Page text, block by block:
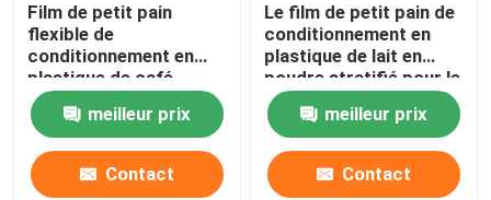
Film de petit pain
flexible de
conditionnement en
plastique de café
60mic à 80mic
imprimant pour le petit
pain de film stratifié
fait sur commande de
nourriture
meilleur prix
Contact
Le film de petit pain de
conditionnement en
plastique de lait en
poudre stratifié pour le
café
meilleur prix
Contact